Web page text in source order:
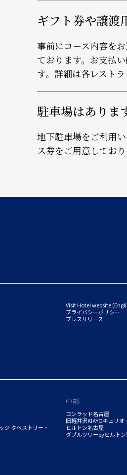
ギフト券や譲渡
事前にコース内容を
ております。お支払
す。詳細は各レスト
駐車場はありま
地下駐車場をご利用
ス券をご用意しており
Visit Hotel website
プライバシーポリシー
プレスリリース
ジ タペストリー・
中部
コンラッド名古屋
旧軽井沢KIKYOキュリオ
ヒルトン名古屋
ダブルツリーbyヒルト